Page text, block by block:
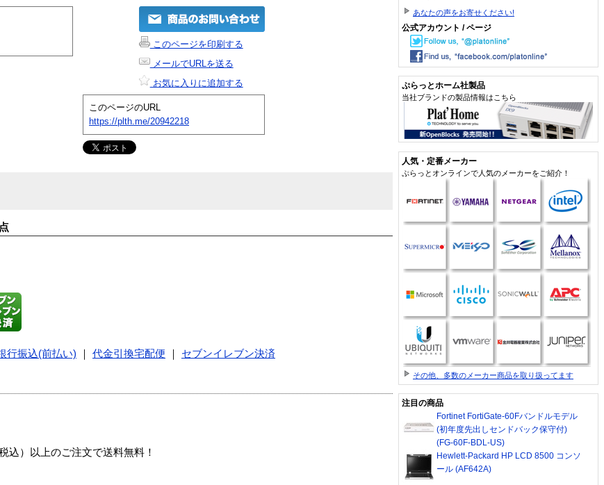
このページを印刷する
メールでURLを送る
お気に入りに追加する
このページのURL
https://plth.me/20942218
行振込(前払い) 代金引換宅配便
セブンイレブン決済
込）以上のご注文で送料無料！
あなたの声をお寄せください!
公式アカウント / ページ
ぷらっとホーム社製品
当社ブランドの製品情報はこちら
人気・定番メーカー
ぷらっとオンラインで人気のメーカーをご紹介！
その他、多数のメーカー商品を取り扱ってます
注目の商品
Fortinet FortiGate-60Fバンドルモデル
(初年度先出しセンドバック保守付)
(FG-60F-BDL-US)
Hewlett-Packard HP LCD 8500 コンソ
ール (AF642A)